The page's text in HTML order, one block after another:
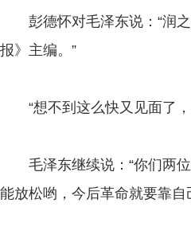
彭德怀对毛泽东说：“润之
报》主编。”
“想不到这么快又见面了，
毛泽东继续说：“你们两位
能放松哟，今后革命就要靠